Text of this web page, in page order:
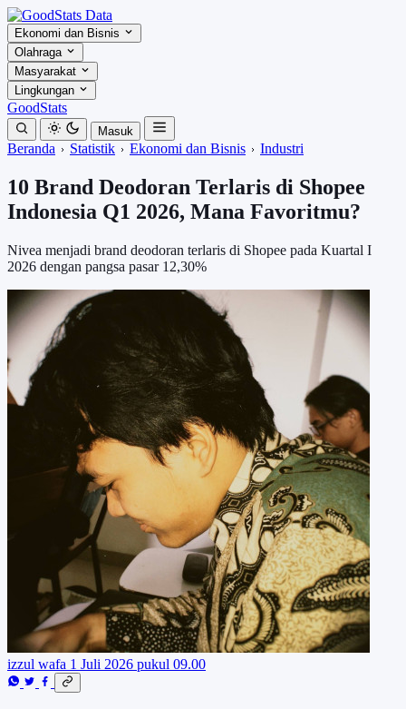
Ekonomi dan Bisnis
Olahraga
Masyarakat
Lingkungan
GoodStats
Masuk
Beranda Statistik Ekonomi dan Bisnis Industri
10 Brand Deodoran Terlaris di Shopee
Indonesia Q1 2026, Mana Favoritmu?
Nivea menjadi brand deodoran terlaris di Shopee pada Kuartal I
2026 dengan pangsa pasar 12,30%
izzul wafa 1 Juli 2026 pukul 09.00